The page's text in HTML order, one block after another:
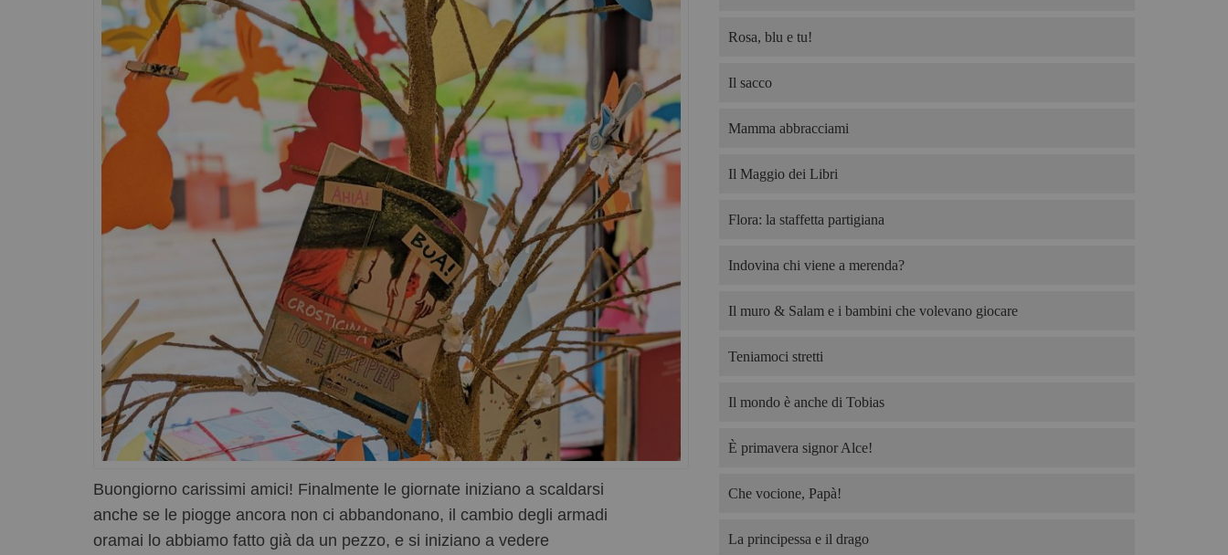
Buongiorno carissimi amici! Finalmente le giornate iniziano a scaldarsi
anche se le piogge ancora non ci abbandonano, il cambio degli armadi
oramai lo abbiamo fatto già da un pezzo, e si iniziano a vedere
Rosa, blu e tu!
Il sacco
Mamma abbracciami
Il Maggio dei Libri
Flora: la staffetta partigiana
Indovina chi viene a merenda?
Il muro & Salam e i bambini che volevano giocare
Teniamoci stretti
Il mondo è anche di Tobias
È primavera signor Alce!
Che vocione, Papà!
La principessa e il drago